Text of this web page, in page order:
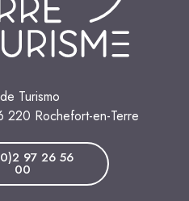
Turismo
220 Rochefort-en-Terre
97 26 56
00